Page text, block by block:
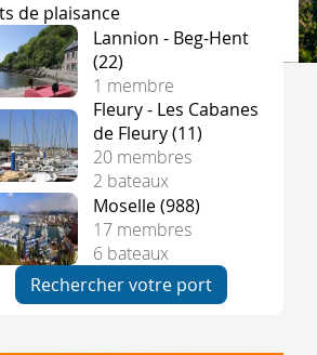
de plaisance
Lannion - Beg-Hent
(22)
1 membre
Fleury - Les Cabanes
de Fleury (11)
20 membres
2 bateaux
Moselle (988)
17 membres
6 bateaux
Rechercher votre port